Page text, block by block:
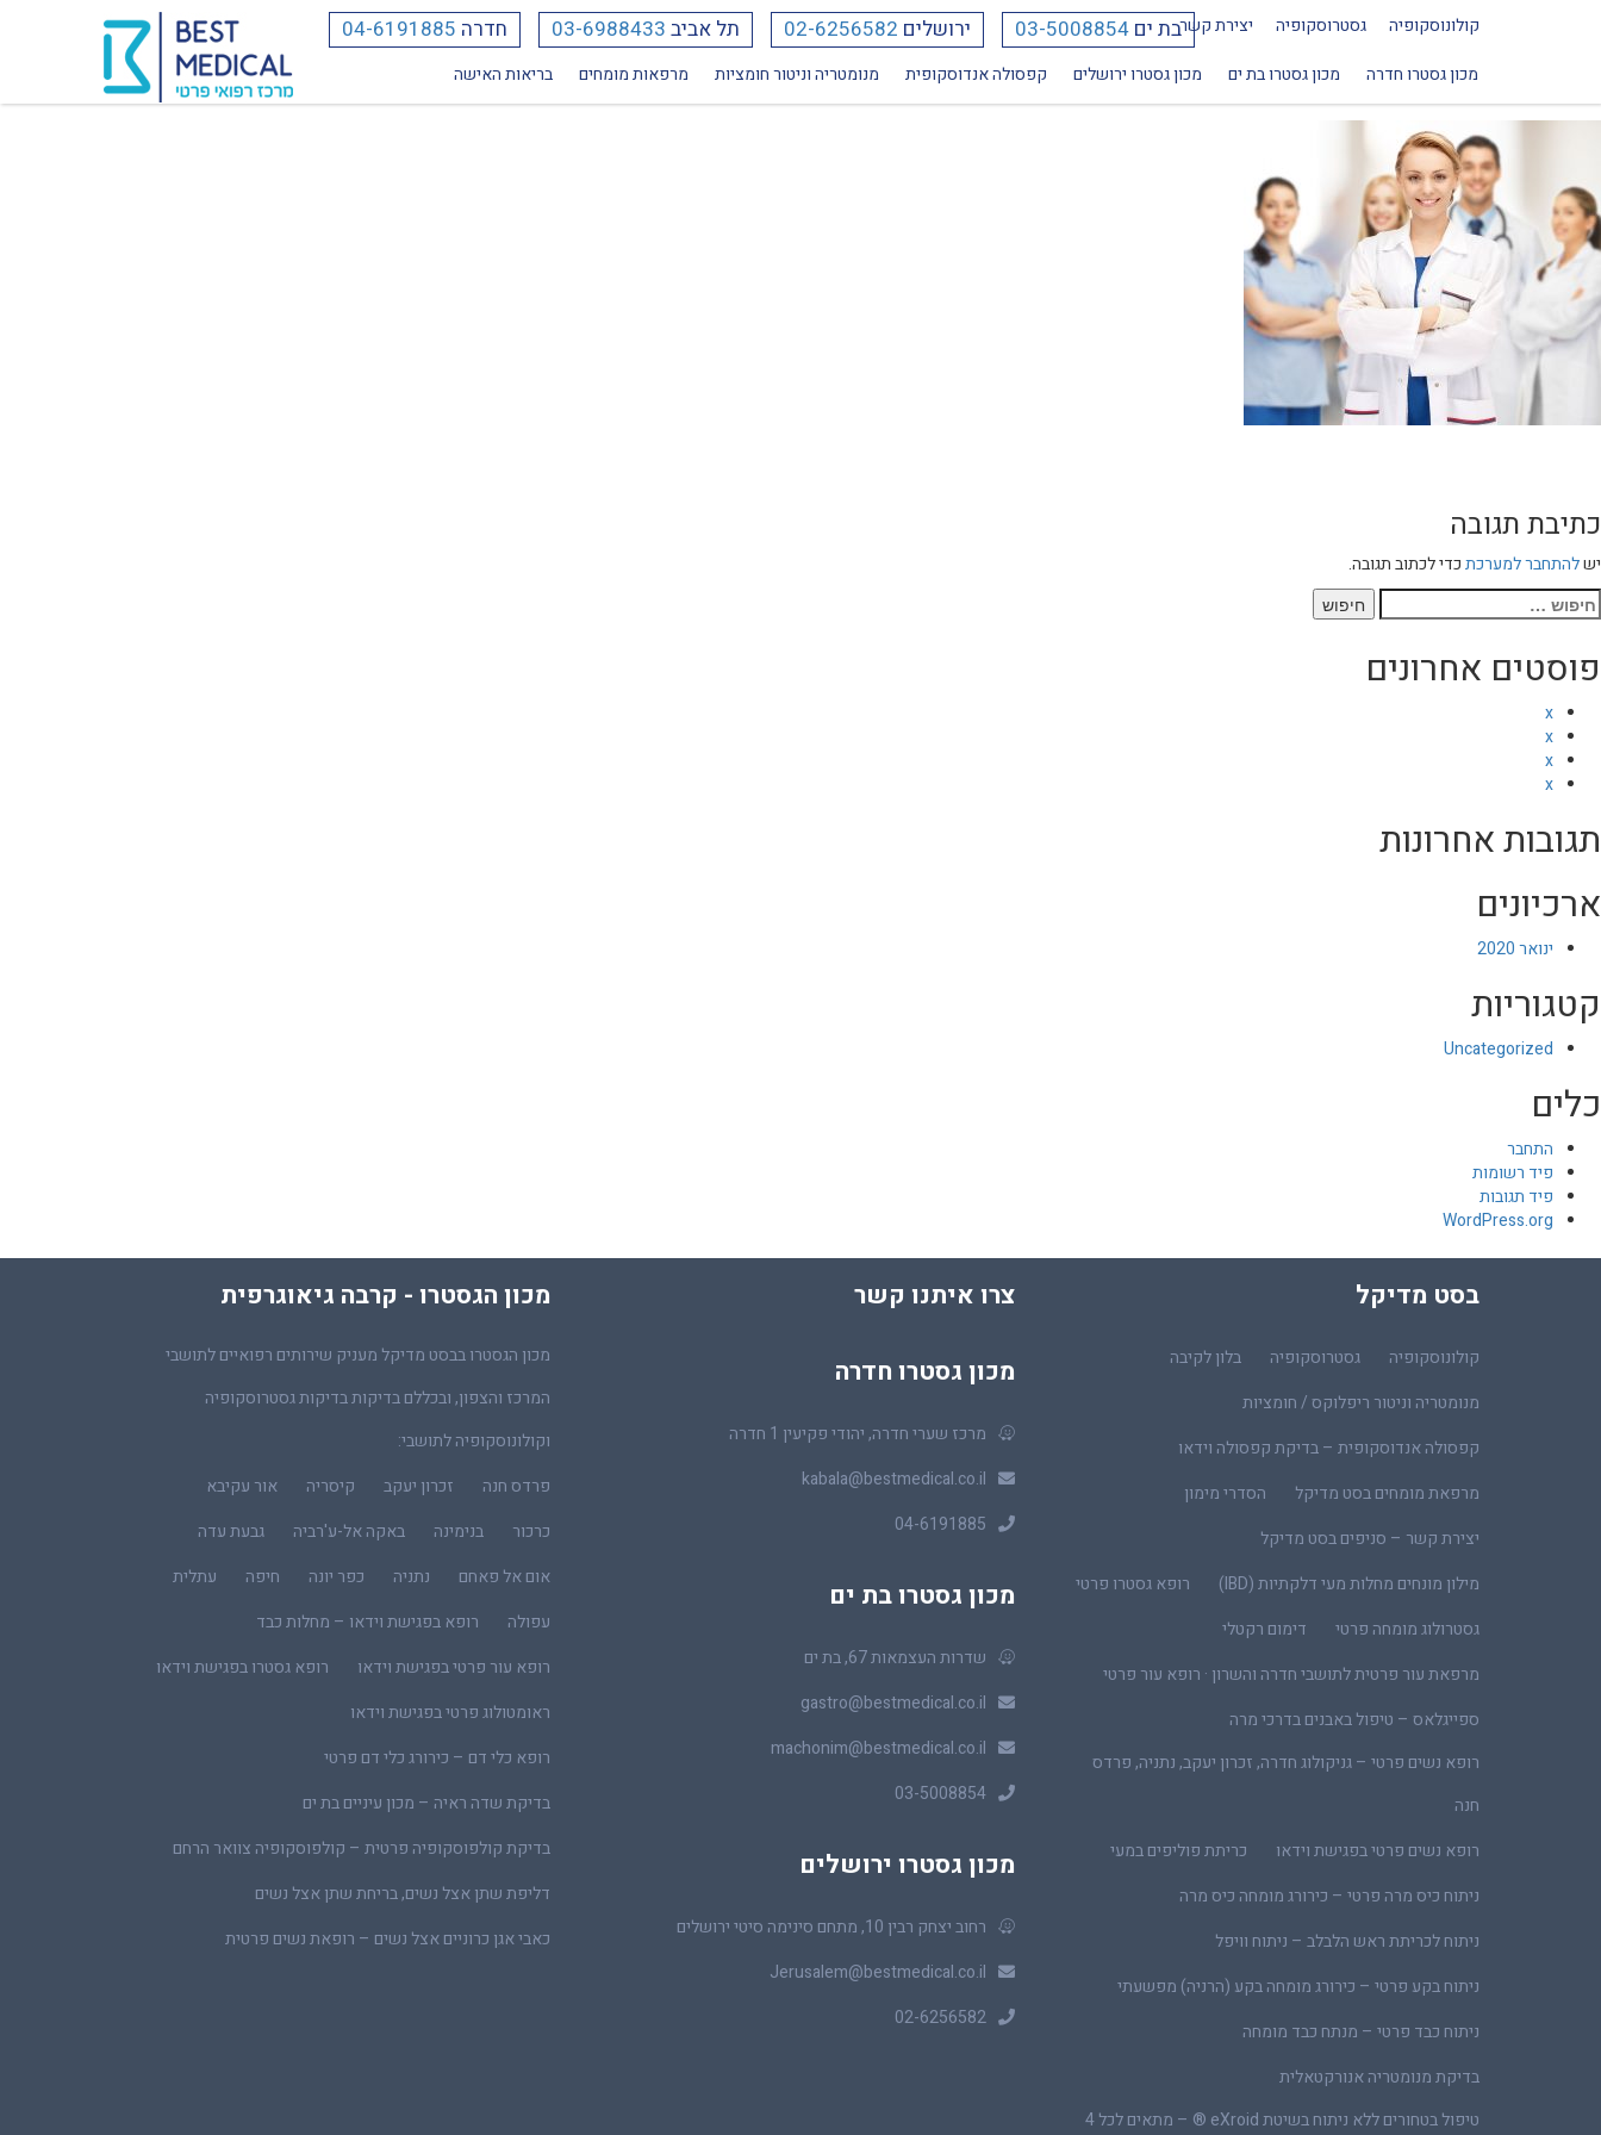
קולונוסקופיה גסטרוסקופיה יצירת קשר חדרה 04-6191885 תל אביב 03-6988433 ירושלים 02-6256582 בת ים 03-5008854
מכון גסטרו חדרה מכון גסטרו בת ים מכון גסטרו ירושלים קפסולה אנדוסקופית מנומטריה וניטור חומציות מרפאות מומחים בריאות האישה
כתיבת תגובה
ישלהתחבר למערכתכדי לכתוב תגובה.
חיפוש:
פוסטים אחרונים
x
x
x
x
תגובות אחרונות
ארכיונים
ינואר 2020
קטגוריות
Uncategorized
כלים
התחבר
פיד רשומות
פיד תגובות
WordPress.org
מכון הגסטרו - קרבה גיאוגרפית
מכון הגסטרו בבסט מדיקל מעניק שירותים רפואיים לתושבי
המרכז והצפון, ובכללם בדיקות בדיקות גסטרוסקופיה
וקולונוסקופיה לתושבי:
פרדס חנה
זכרון יעקב קיסריה
אור עקיבא
כרכור
בנימינה באקה אל-ע'רביה
גבעת עדה
אום אל פאחם
נתניה כפר יונה חיפה
עתלית
עפולה
רופא בפגישת וידאו – מחלות כבד
רופא עור פרטי בפגישת וידאו
רופא גסטרו בפגישת וידאו
ראומטולוג פרטי בפגישת וידאו
רופא כלי דם – כירורג כלי דם פרטי
בדיקת שדה ראיה – מכון עיניים בת ים
בדיקת קולפוסקופיה פרטית – קולפוסקופיה צוואר הרחם
דליפת שתן אצל נשים, בריחת שתן אצל נשים
כאבי אגן כרוניים אצל נשים – רופאת נשים פרטית
צרו איתנו קשר
מכון גסטרו חדרה
מרכז שערי חדרה, יהודי פקיעין 1 חדרה
kabala@bestmedical.co.il
04-6191885
מכון גסטרו בת ים
שדרות העצמאות 67, בת ים
gastro@bestmedical.co.il
machonim@bestmedical.co.il
03-5008854
מכון גסטרו ירושלים
רחוב יצחק רבין 10, מתחם סינימה סיטי ירושלים
Jerusalem@bestmedical.co.il
02-6256582
בסט מדיקל
קולונוסקופיה גסטרוסקופיה
בלון לקיבה
מנומטריה וניטור ריפלוקס / חומציות
קפסולה אנדוסקופית – בדיקת קפסולה וידאו
מרפאת מומחים בסט מדיקל
הסדרי מימון
יצירת קשר – סניפים בסט מדיקל
מילון מונחים מחלות מעי דלקתיות (IBD)
רופא גסטרו פרטי
גסטרולוג מומחה פרטי
דימום רקטלי
מרפאת עור פרטית לתושבי חדרה והשרון · רופא עור פרטי
ספייגלאס – טיפול באבנים בדרכי מרה
רופא נשים פרטי – גניקולוג חדרה, זכרון יעקב, נתניה, פרדס
חנה
רופא נשים פרטי בפגישת וידאו
כריתת פוליפים במעי
ניתוח כיס מרה פרטי – כירורג מומחה כיס מרה
ניתוח לכריתת ראש הלבלב – ניתוח וויפל
ניתוח בקע פרטי – כירורג מומחה בקע (הרניה) מפשעתי
ניתוח כבד פרטי – מנתח כבד מומחה
בדיקת מנומטריה אנורקטאלית
טיפול בטחורים ללא ניתוח בשיטת eXroid ® – מתאים לכל 4